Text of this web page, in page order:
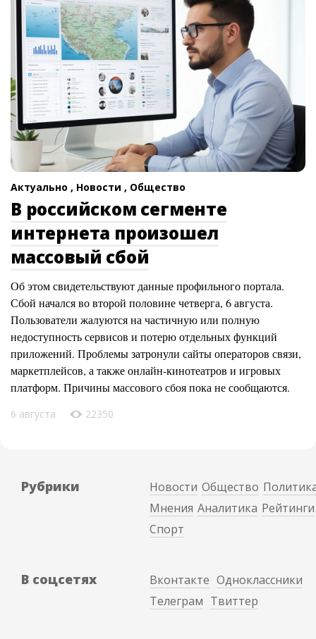
Актуально , Новости , Общество
В российском сегменте
интернета произошел
массовый сбой
Об этом свидетельствуют данные профильного портала.
Сбой начался во второй половине четверга, 6 августа.
Пользователи жалуются на частичную или полную
недоступность сервисов и потерю отдельных функций
приложений. Проблемы затронули сайты операторов связи,
маркетплейсов, а также онлайн-кинотеатров и игровых
платформ. Причины массового сбоя пока не сообщаются.
6 августа 22350
Рубрики Новости Общество
Мнения Аналитика Рейтинги
Спорт
В соцсетях Вконтакте Одноклассники
Телеграм Твиттер